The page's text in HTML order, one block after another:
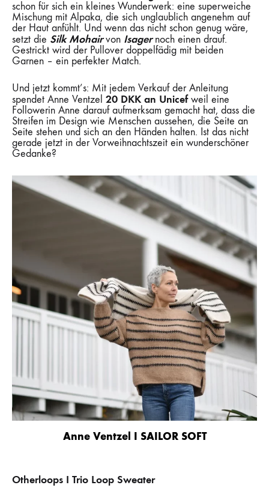
schon für sich ein kleines Wunderwerk: eine superweiche
Mischung mit Alpaka, die sich unglaublich angenehm auf
der Haut anfühlt. Und wenn das nicht schon genug wäre,
setzt die Silk Mohairvon Isagernoch einen drauf.
Gestrickt wird der Pullover doppelfädig mit beiden
Garnen – ein perfekter Match.
Und jetzt kommt’s: Mit jedem Verkauf der Anleitung
spendet Anne Ventzel 20 DKK an Unicefweil eine
Followerin Anne darauf aufmerksam gemacht hat, dass die
Streifen im Design wie Menschen aussehen, die Seite an
Seite stehen und sich an den Händen halten. Ist das nicht
gerade jetzt in der Vorweihnachtszeit ein wunderschöner
Gedanke?
Anne Ventzel I SAILOR SOFT
Otherloops I Trio Loop Sweater